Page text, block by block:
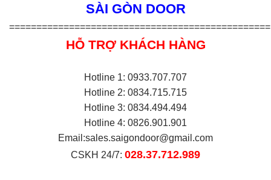
SÀI GÒN DOOR
================================================
HỖ TRỢ KHÁCH HÀNG
Hotline 1: 0933.707.707
Hotline 2: 0834.715.715
Hotline 3: 0834.494.494
Hotline 4: 0826.901.901
Email:sales.saigondoor@gmail.com
CSKH 24/7: 028.37.712.989